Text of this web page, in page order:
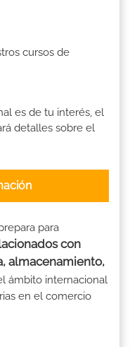
cursos de
es de tu interés, el
detalles sobre el
para
con
almacenamiento,
ámbito internacional
en el comercio